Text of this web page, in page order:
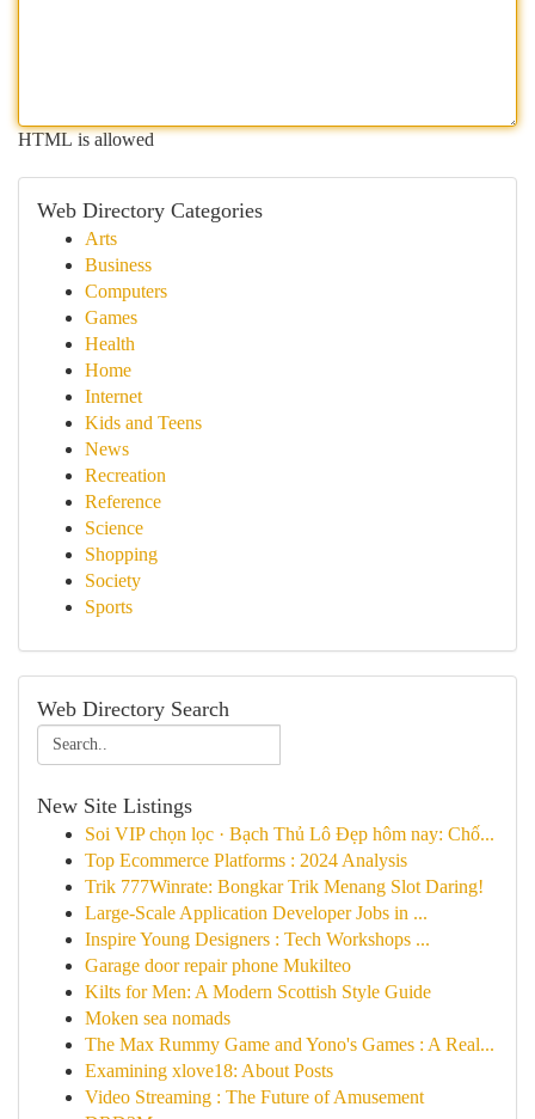
HTML is allowed
Web Directory Categories
Arts
Business
Computers
Games
Health
Home
Internet
Kids and Teens
News
Recreation
Reference
Science
Shopping
Society
Sports
Web Directory Search
New Site Listings
Soi VIP chọn lọc · Bạch Thủ Lô Đẹp hôm nay: Chố...
Top Ecommerce Platforms : 2024 Analysis
Trik 777Winrate: Bongkar Trik Menang Slot Daring!
Large-Scale Application Developer Jobs in ...
Inspire Young Designers : Tech Workshops ...
Garage door repair phone Mukilteo
Kilts for Men: A Modern Scottish Style Guide
Moken sea nomads
The Max Rummy Game and Yono's Games : A Real...
Examining xlove18: About Posts
Video Streaming : The Future of Amusement